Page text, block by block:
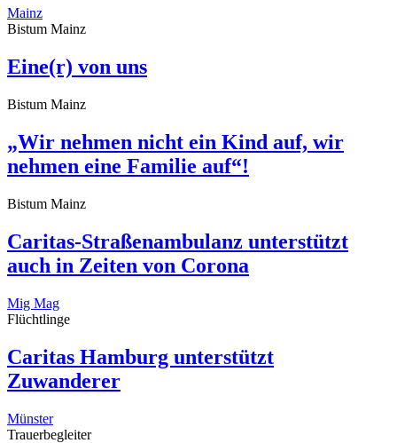
Mainz
Bistum Mainz
Eine(r) von uns
Bistum Mainz
„Wir nehmen nicht ein Kind auf, wir
nehmen eine Familie auf“!
Bistum Mainz
Caritas-Straßenambulanz unterstützt
auch in Zeiten von Corona
Mig Mag
Flüchtlinge
Caritas Hamburg unterstützt
Zuwanderer
Münster
Trauerbegleiter